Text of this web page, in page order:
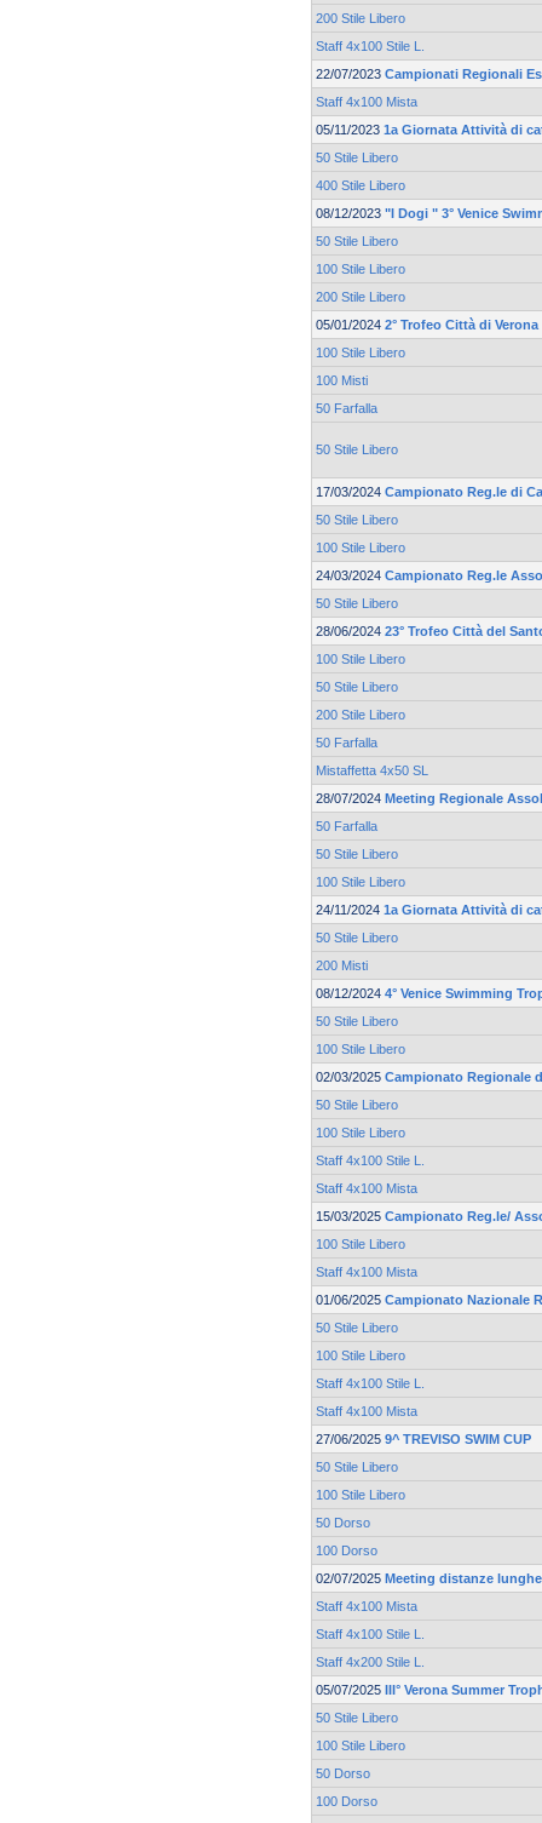
200 Stile Libero
Staff 4x100 Stile L.
22/07/2023 Campionati Regionali
Staff 4x100 Mista
05/11/2023 1a Giornata Attività di
50 Stile Libero
400 Stile Libero
08/12/2023 "I Dogi " 3° Venice
50 Stile Libero
100 Stile Libero
200 Stile Libero
05/01/2024 2° Trofeo Città di
100 Stile Libero
100 Misti
50 Farfalla
50 Stile Libero
17/03/2024 Campionato Reg.le di
50 Stile Libero
100 Stile Libero
24/03/2024 Campionato Reg.le
50 Stile Libero
28/06/2024 23° Trofeo Città del
100 Stile Libero
50 Stile Libero
200 Stile Libero
50 Farfalla
Mistaffetta 4x50 SL
28/07/2024 Meeting Regionale
50 Farfalla
50 Stile Libero
100 Stile Libero
24/11/2024 1a Giornata Attività di
50 Stile Libero
200 Misti
08/12/2024 4° Venice Swimming
50 Stile Libero
100 Stile Libero
02/03/2025 Campionato Regionale
50 Stile Libero
100 Stile Libero
Staff 4x100 Stile L.
Staff 4x100 Mista
15/03/2025 Campionato Reg.le/
100 Stile Libero
Staff 4x100 Mista
01/06/2025 Campionato Nazionale
50 Stile Libero
100 Stile Libero
Staff 4x100 Stile L.
Staff 4x100 Mista
27/06/2025 9^ TREVISO SWIM CUP
50 Stile Libero
100 Stile Libero
50 Dorso
100 Dorso
02/07/2025 Meeting distanze
Staff 4x100 Mista
Staff 4x100 Stile L.
Staff 4x200 Stile L.
05/07/2025 III° Verona Summer
50 Stile Libero
100 Stile Libero
50 Dorso
100 Dorso